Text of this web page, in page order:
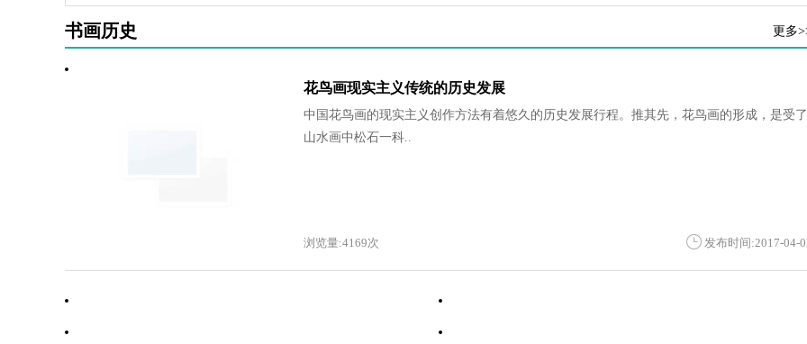
书画历史 更多
花鸟画现实主义传统的历史发展
中国花鸟画的现实主义创作方法有着悠久的历史发展行程。推其先，花鸟画的形成，是受了
山水画中松石一科..
浏览量:4169次 发布时间:2017-04-
·